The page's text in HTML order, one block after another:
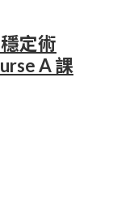
定術
A 課